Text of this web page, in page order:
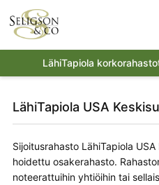
LähiTapiola
LähiTapiola USA
Sijoitusrahasto LähiTapiola
hoidettu osakerahasto.
noteerattuihin yhtiöihin tai